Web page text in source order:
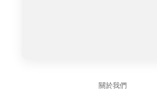
關於我們